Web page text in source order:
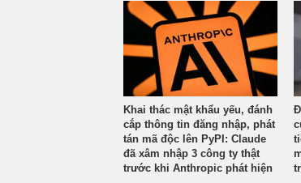
Khai thác mật khẩu yếu, đánh
cắp thông tin đăng nhập, phát
tán mã độc lên PyPI: Claude
đã xâm nhập 3 công ty thật
trước khi Anthropic phát hiện